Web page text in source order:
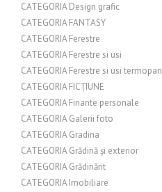
CATEGORIA Design grafic
CATEGORIA FANTASY
CATEGORIA Ferestre
CATEGORIA Ferestre si usi
CATEGORIA Ferestre si usi termopan
CATEGORIA FICȚIUNE
CATEGORIA Finante personale
CATEGORIA Galerii foto
CATEGORIA Gradina
CATEGORIA Grădină și exterior
CATEGORIA Grădinărit
CATEGORIA Imobiliare